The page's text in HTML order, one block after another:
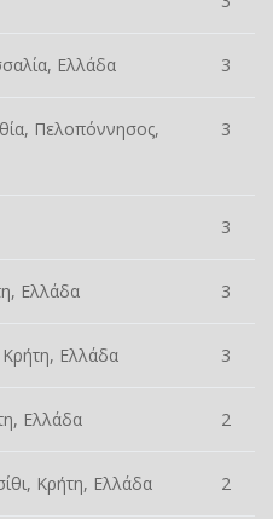
Ελλάδα 3
Πελοπόννησος,
3
3
Ελλάδα 3
Κρήτη, Ελλάδα 3
Ελλάδα 2
Κρήτη, Ελλάδα 2